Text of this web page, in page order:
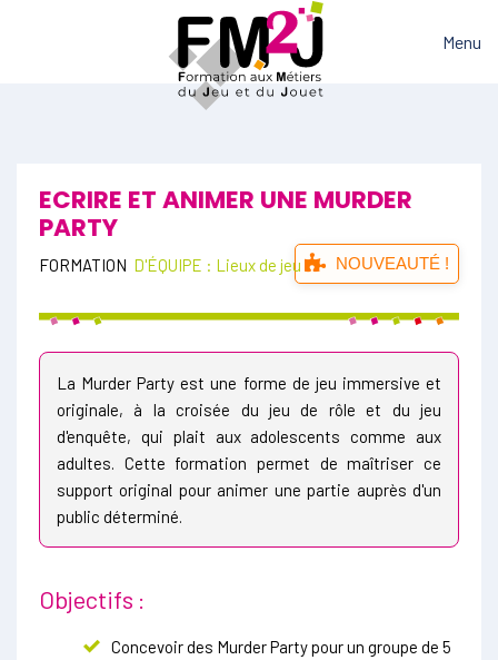
Menu
ECRIRE ET ANIMER UNE MURDER
PARTY
FORMATION D'ÉQUIPE : Lieux de jeu NOUVEAUTÉ !
La Murder Party est une forme de jeu immersive et
originale, à la croisée du jeu de rôle et du jeu
d'enquête, qui plait aux adolescents comme aux
adultes. Cette formation permet de maîtriser ce
support original pour animer une partie auprès d'un
public déterminé.
Objectifs :
Concevoir des Murder Party pour un groupe de 5